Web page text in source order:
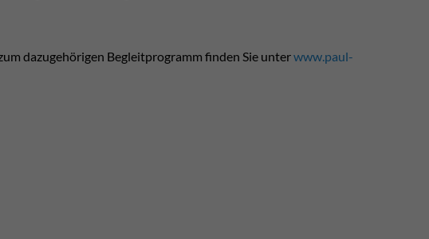
dazugehörigen Begleitprogramm finden Sie unterwww.paul-